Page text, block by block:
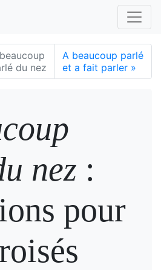
du nez
A beaucoup parlé
et a fait parler »
nez :
pour